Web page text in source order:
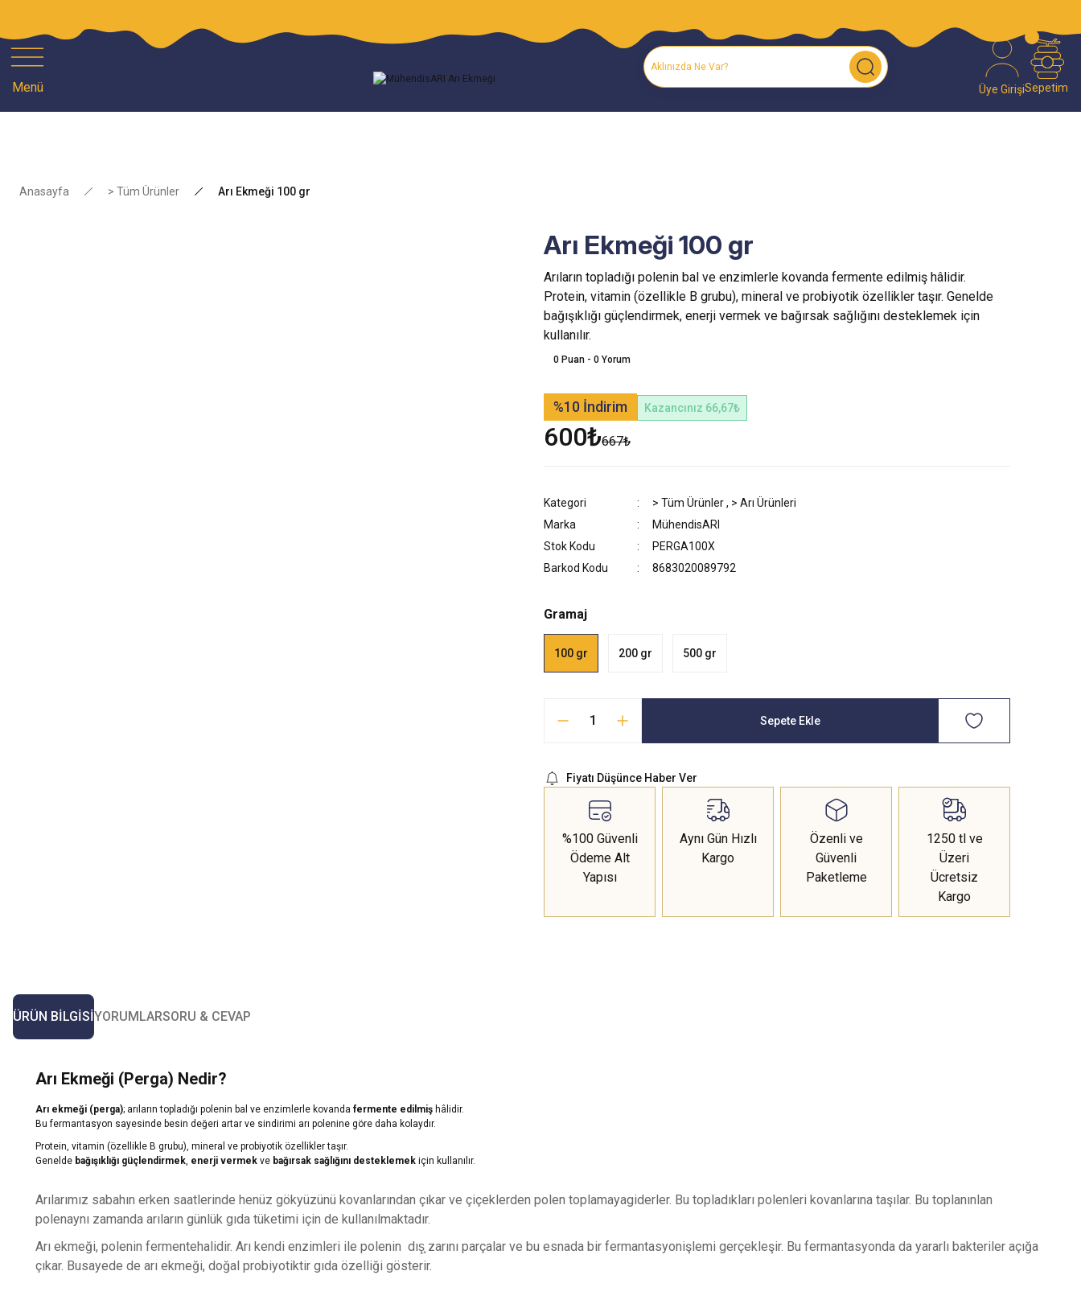
Menü Üye GirişiSepetim
Anasayfa > Tüm Ürünler Arı Ekmeği 100 gr
Arı Ekmeği 100 gr
Arıların topladığı polenin bal ve enzimlerle kovanda fermente edilmiş hâlidir.
Protein, vitamin (özellikle B grubu), mineral ve probiyotik özellikler taşır. Genelde
bağışıklığı güçlendirmek, enerji vermek ve bağırsak sağlığını desteklemek için
kullanılır.
0 Puan - 0 Yorum
%10 İndirim Kazancınız 66,67₺
600₺667₺
Kategori > Tüm Ürünler, > Arı Ürünleri
Marka
MühendisARI
Stok Kodu
PERGA100X
Barkod Kodu
8683020089792
Gramaj
100 gr 200 gr 500 gr
Sepete Ekle
Fiyatı Düşünce Haber Ver
%100 Güvenli
Ödeme Alt
Yapısı
Aynı Gün Hızlı
Kargo
Özenli ve
Güvenli
Paketleme
1250 tl ve
Üzeri
Ücretsiz
Kargo
ÜRÜN BILGISIYORUMLARSORU & CEVAP
Arı Ekmeği (Perga) Nedir?
Arı ekmeği (perga); arıların topladığı polenin bal ve enzimlerle kovanda fermente edilmiş hâlidir.
Bu fermantasyon sayesinde besin değeri artar ve sindirimi arı polenine göre daha kolaydır.
Protein, vitamin (özellikle B grubu), mineral ve probiyotik özellikler taşır.
Genelde bağışıklığı güçlendirmek, enerji vermek ve bağırsak sağlığını desteklemek için kullanılır.
Arılarımız sabahın erken saatlerinde henüz gökyüzünü kovanlarından çıkar ve çiçeklerden polen toplamayagiderler. Bu topladıkları polenleri kovanlarına taşılar. Bu toplanınlan
polenaynı zamanda arıların günlük gıda tüketimi için de kullanılmaktadır.
Arı ekmeği, polenin fermentehalidir. Arı kendi enzimleri ile polenin dış zarını parçalar ve bu esnada bir fermantasyonişlemi gerçekleşir. Bu fermantasyonda da yararlı bakteriler açığa
çıkar. Busayede de arı ekmeği, doğal probiyotiktir gıda özelliği gösterir.